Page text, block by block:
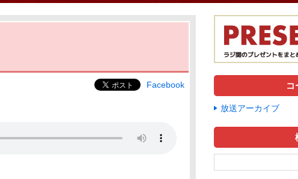
Facebook
コ
放送アーカイブ